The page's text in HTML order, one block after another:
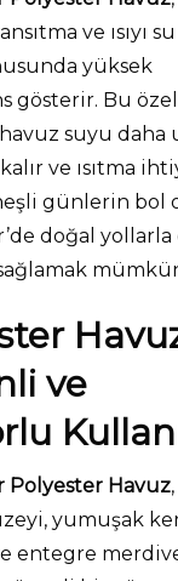
ve ısıyı
yüksek
gösterir. Bu
suyu daha
ve ısıtma
günlerin bol
doğal yollarla
ve
Havuz,
yumuşak
entegre